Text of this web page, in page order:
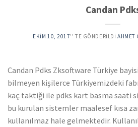
Candan
EKIM 10, 2017’' TE GÖNDERILDI AHMET
Candan Pdks Zksoftware Türkiye
bilmeyen kişilerce Türkiyemizdeki
kaç taktiği ile pdks kart basma saati
bu kurulan sistemler maalesef kısa
kullanılmaz hale gelmektedir.